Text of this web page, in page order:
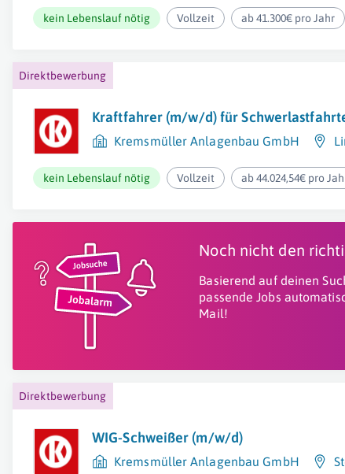
kein Lebenslauf nötig Vollzeit ab 41.300€ pro Jahr
Direktbewerbung
Kraftfahrer (m/w/d) für
Kremsmüller Anlagenbau GmbH
kein Lebenslauf nötig Vollzeit ab 44.024,54€ pro
Noch nicht den
Basierend auf deinen
passende Jobs
Mail!
Direktbewerbung
WIG-Schweißer (m/w/d)
Kremsmüller Anlagenbau GmbH